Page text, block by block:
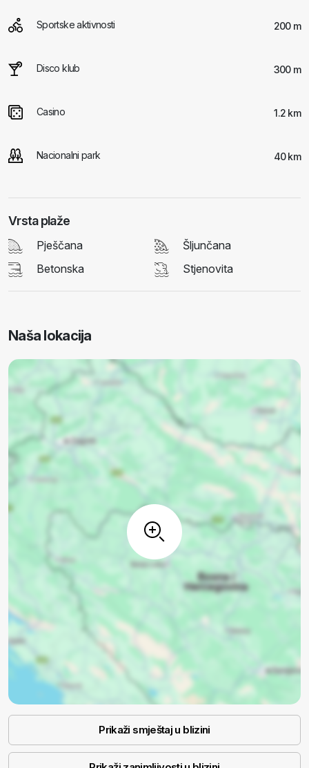
Sportske aktivnosti 200 m
Disco klub 300 m
Casino 1.2 km
Nacionalni park 40 km
Vrsta plaže
Pješčana
Šljunčana
Betonska
Stjenovita
Naša lokacija
Prikaži smještaj u blizini